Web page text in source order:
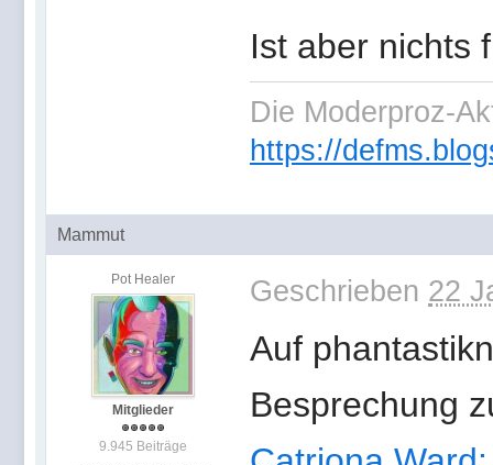
Ist aber nichts
Die Moderproz-
https://
Mammut
Pot Healer
Mitglieder
9.945 Beiträge
Geschrieben 22
Auf
Besprechung